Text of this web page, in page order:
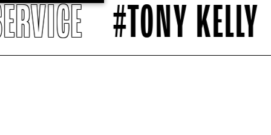
#TONY KELLY